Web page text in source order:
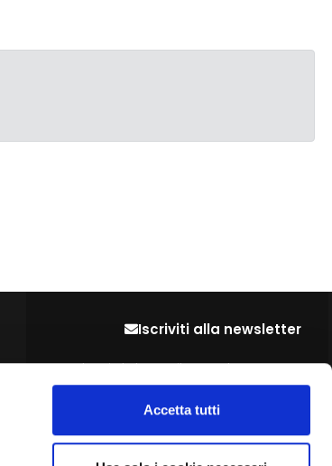
Accetta tutti
Iscriviti alla newsletter
Lascia la tua mail per restare sempre
aggiornato sulle ultime novità del settore
ISCRIVITI